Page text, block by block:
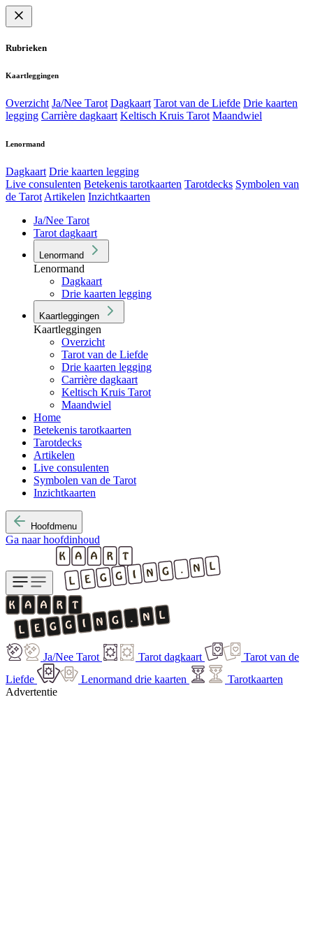
Rubrieken
Kaartleggingen
Overzicht Ja/Nee Tarot Dagkaart Tarot van de Liefde Drie kaarten
legging Carrière dagkaart Keltisch Kruis Tarot Maandwiel
Lenormand
Dagkaart Drie kaarten legging
Live consulenten Betekenis tarotkaarten Tarotdecks Symbolen van
de Tarot Artikelen Inzichtkaarten
Ja/Nee Tarot
Tarot dagkaart
Lenormand
Lenormand
Dagkaart
Drie kaarten legging
Kaartleggingen
Kaartleggingen
Overzicht
Tarot van de Liefde
Drie kaarten legging
Carrière dagkaart
Keltisch Kruis Tarot
Maandwiel
Home
Betekenis tarotkaarten
Tarotdecks
Artikelen
Live consulenten
Symbolen van de Tarot
Inzichtkaarten
Hoofdmenu
Ga naar hoofdinhoud
Ja/Nee Tarot Tarot dagkaart
Tarot van de
Liefde
Lenormand drie kaarten
Tarotkaarten
Advertentie